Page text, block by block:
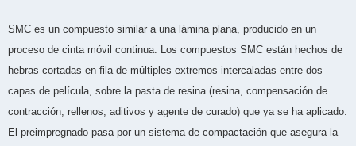
SMC es un compuesto similar a una lámina plana, producido en un
proceso de cinta móvil continua. Los compuestos SMC están hechos de
hebras cortadas en fila de múltiples extremos intercaladas entre dos
capas de película, sobre la pasta de resina (resina, compensación de
contracción, rellenos, aditivos y agente de curado) que ya se ha aplicado.
El preimpregnado pasa por un sistema de compactación que asegura la